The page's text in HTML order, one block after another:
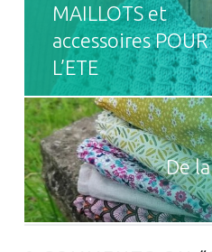
MAILLOTS et
accessoires POUR
L’ETE
De